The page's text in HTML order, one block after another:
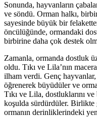
Sonunda, hayvanların
ve söndü. Orman halkı,
sayesinde büyük bir
öncülüğünde, ormandaki
birbirine daha çok destek
Zamanla, ormanda dostluk
oldu. Tıkı ve Lila’nın
ilham verdi. Genç hayvanlar,
öğrenerek büyüdüler ve
Tıkı ve Lila, dostluklarını
koşulda sürdürdüler. Birlikte
ormanın derinliklerindeki